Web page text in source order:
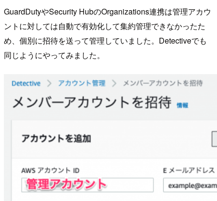
GuardDutyやSecurity HubのOrganizations連携は管理アカウ
ントに対しては自動で有効化して集約管理できなかったた
め、個別に招待を送って管理していました。Detectiveでも
同じようにやってみました。